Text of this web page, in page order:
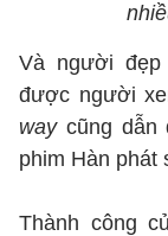
Và người đẹp
được người
way cũng dẫn
phim Hàn phát
Thành công